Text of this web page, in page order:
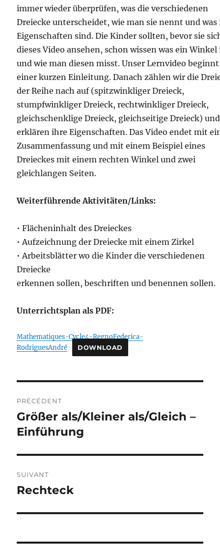
immer wieder überprüfen, was die verschiedenen
Dreiecke unterscheidet, wie man sie nennt und was
Eigenschaften sind. Die Kinder sollten, bevor sie
dieses Video ansehen, schon wissen was ein Winkel
und wie man diesen misst. Unser Lernvideo
einer kurzen Einleitung. Danach zählen wir die
der Reihe nach auf (spitzwinkliger Dreieck,
stumpfwinkliger Dreieck, rechtwinkliger Dreieck,
gleichschenklige Dreieck, gleichseitige Dreieck) und
erklären ihre Eigenschaften. Das Video endet mit
Zusammenfassung und mit einem Beispiel eines
Dreieckes mit einem rechten Winkel und zwei
gleichlangen Seiten.
Weiterführende Aktivitäten/Links:
• Flächeninhalt des Dreieckes
• Aufzeichnung der Dreiecke mit einem Zirkel
• Arbeitsblätter wo die Kinder die verschiedenen
Dreiecke
erkennen sollen, beschriften und benennen sollen.
Unterrichtsplan als PDF:
Mathematiques-Cycle4-RegnoFederica-
RodriguesAndré
DOWNLOAD
de
l’article
PRÉCÉDENT
Publication
précédente :
Größer als/Kleiner als/Gleich –
Einführung
SUIVANT
Publication
Rechteck